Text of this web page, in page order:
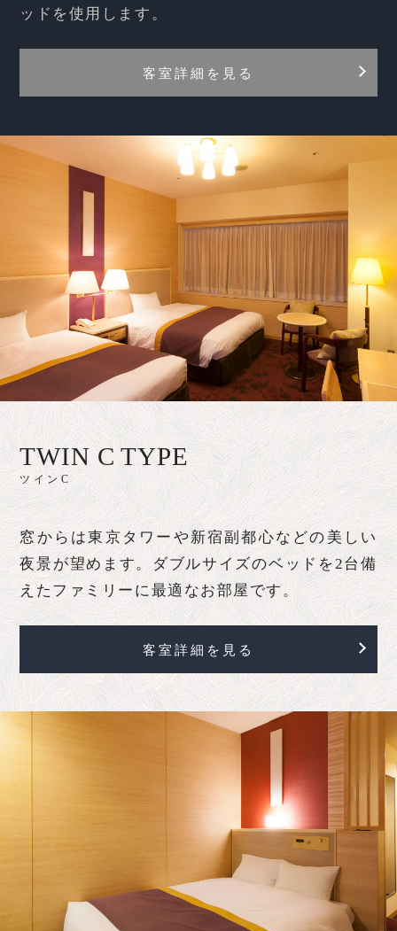
ッドを使用します。
客室詳細を見る
TWIN C TYPE
ツインC
窓からは東京タワーや新宿副都心などの美しい
夜景が望めます。ダブルサイズのベッドを2台備
えたファミリーに最適なお部屋です。
客室詳細を見る